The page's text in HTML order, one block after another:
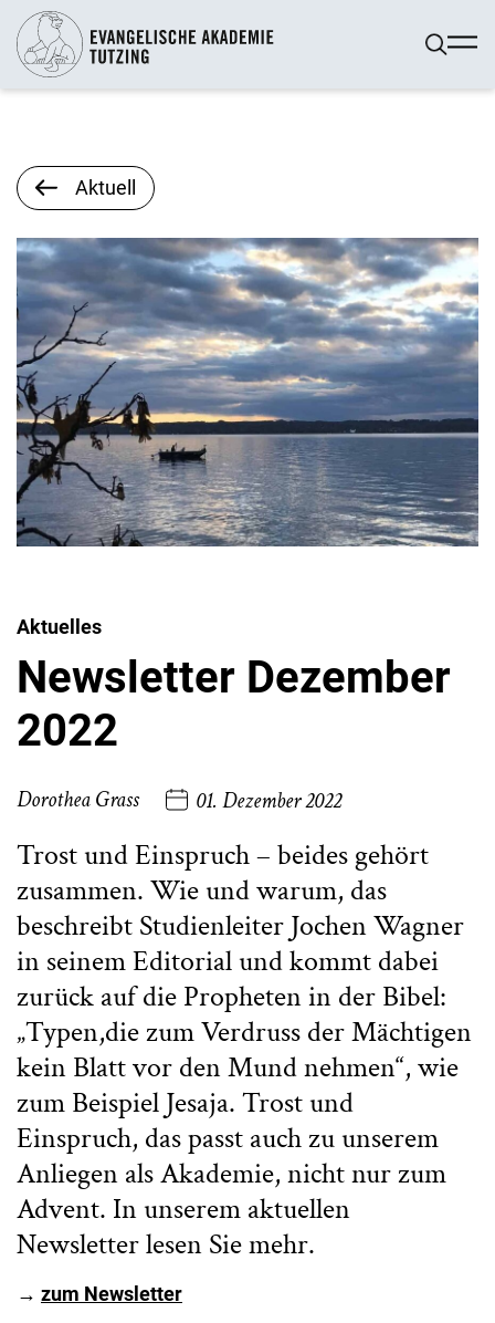
Aktuell
Aktuelles
Newsletter Dezember
2022
Dorothea Grass 01. Dezember 2022
Trost und Einspruch – beides gehört
zusammen. Wie und warum, das
beschreibt Studienleiter Jochen Wagner
in seinem Editorial und kommt dabei
zurück auf die Propheten in der Bibel:
„Typen,die zum Verdruss der Mächtigen
kein Blatt vor den Mund nehmen“, wie
zum Beispiel Jesaja. Trost und
Einspruch, das passt auch zu unserem
Anliegen als Akademie, nicht nur zum
Advent. In unserem aktuellen
Newsletter lesen Sie mehr.
→ zum Newsletter